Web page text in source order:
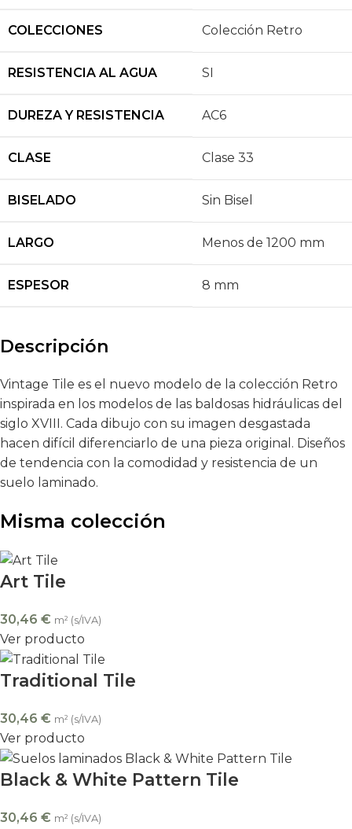
COLECCIONES Colección Retro
RESISTENCIA AL AGUA SI
DUREZA Y RESISTENCIA AC6
CLASE Clase 33
BISELADO Sin Bisel
LARGO Menos de 1200 mm
ESPESOR 8 mm
Descripción
Vintage Tile es el nuevo modelo de la colección Retro
inspirada en los modelos de las baldosas hidráulicas del
siglo XVIII. Cada dibujo con su imagen desgastada
hacen difícil diferenciarlo de una pieza original. Diseños
de tendencia con la comodidad y resistencia de un
suelo laminado.
Misma colección
Art Tile
30,46 € m² (s/IVA)
Ver producto
Traditional Tile
30,46 € m² (s/IVA)
Ver producto
Black & White Pattern Tile
30,46 € m² (s/IVA)